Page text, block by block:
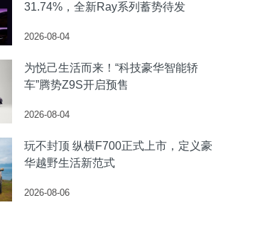
31.74%，全新Ray系列蓄势待发
2026-08-04
为悦己生活而来！“科技豪华智能轿
车”腾势Z9S开启预售
2026-08-04
玩不封顶 纵横F700正式上市，定义豪
华越野生活新范式
2026-08-06